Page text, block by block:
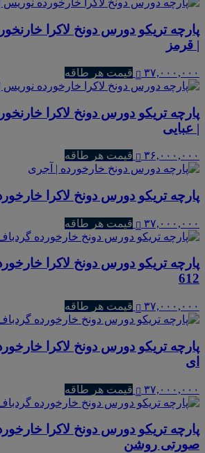
پارچه تریکو دورس دونخ لاکرا
| قرمز
۳۷,۰۰۰,۰۰۰ قیمت هر طاقه
پارچه تریکو دورس دونخ لاکرا
| عبایی
۳۶,۰۰۰,۰۰۰ قیمت هر طاقه
پارچه تریکو دورس دونخ لاکرا
۳۷,۰۰۰,۰۰۰ قیمت هر طاقه
پارچه تریکو دورس دونخ لاکرا
612
۳۷,۰۰۰,۰۰۰ قیمت هر طاقه
پارچه تریکو دورس دونخ لاکرا
ای
۳۷,۰۰۰,۰۰۰ قیمت هر طاقه
پارچه تریکو دورس دونخ لاکرا
صورتی روشن